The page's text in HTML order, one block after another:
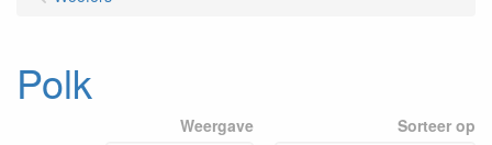
Polk
Weergave Sorteer op